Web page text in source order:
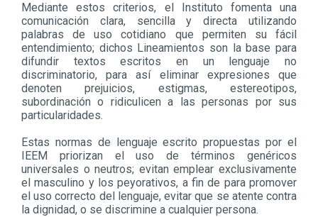
Mediante estos criterios, el Instituto fomenta una
comunicación clara, sencilla y directa utilizando
palabras de uso cotidiano que permiten su fácil
entendimiento; dichos Lineamientos son la base para
difundir textos escritos en un lenguaje no
discriminatorio, para así eliminar expresiones que
denoten prejuicios, estigmas, estereotipos,
subordinación o ridiculicen a las personas por sus
particularidades.
Estas normas de lenguaje escrito propuestas por el
IEEM priorizan el uso de términos genéricos
universales o neutros; evitan emplear exclusivamente
el masculino y los peyorativos, a fin de para promover
el uso correcto del lenguaje, evitar que se atente contra
la dignidad, o se discrimine a cualquier persona.